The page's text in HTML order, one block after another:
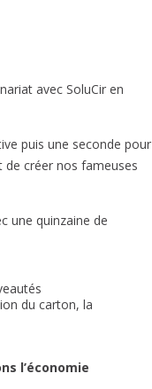
avec SoluCir en
puis une seconde pour
de créer nos fameuses
une quinzaine de
du carton, la
l’économie